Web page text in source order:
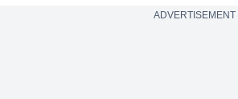
ADVERTISEMENT